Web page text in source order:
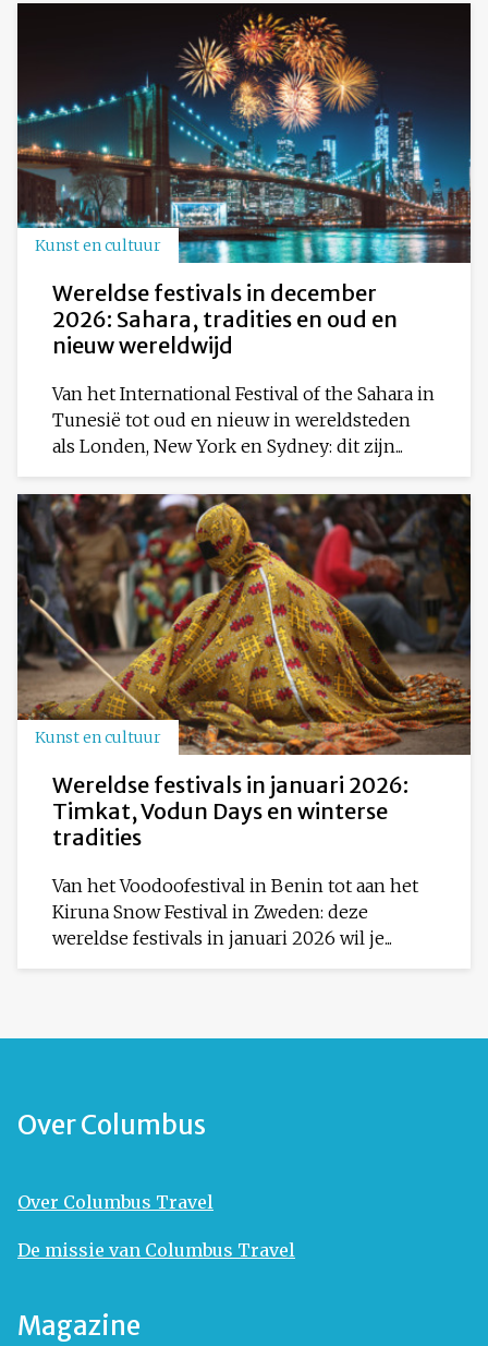
Kunst en cultuur
Wereldse festivals in december
2026: Sahara, tradities en oud en
nieuw wereldwijd
Van het International Festival of the Sahara in
Tunesië tot oud en nieuw in wereldsteden
als Londen, New York en Sydney: dit zijn...
Kunst en cultuur
Wereldse festivals in januari 2026:
Timkat, Vodun Days en winterse
tradities
Van het Voodoofestival in Benin tot aan het
Kiruna Snow Festival in Zweden: deze
wereldse festivals in januari 2026 wil je...
Over Columbus
Over Columbus Travel
De missie van Columbus Travel
Magazine